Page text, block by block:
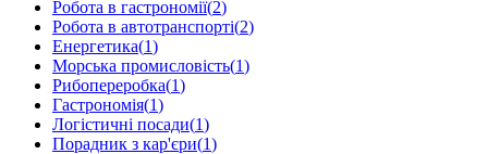
Робота в гастрономії(2)
Робота в автотранспорті(2)
Енергетика(1)
Морська промисловість(1)
Рибопереробка(1)
Гастрономія(1)
Логістичні посади(1)
Порадник з кар'єри(1)